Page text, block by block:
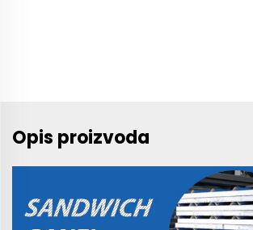
Opis proizvoda